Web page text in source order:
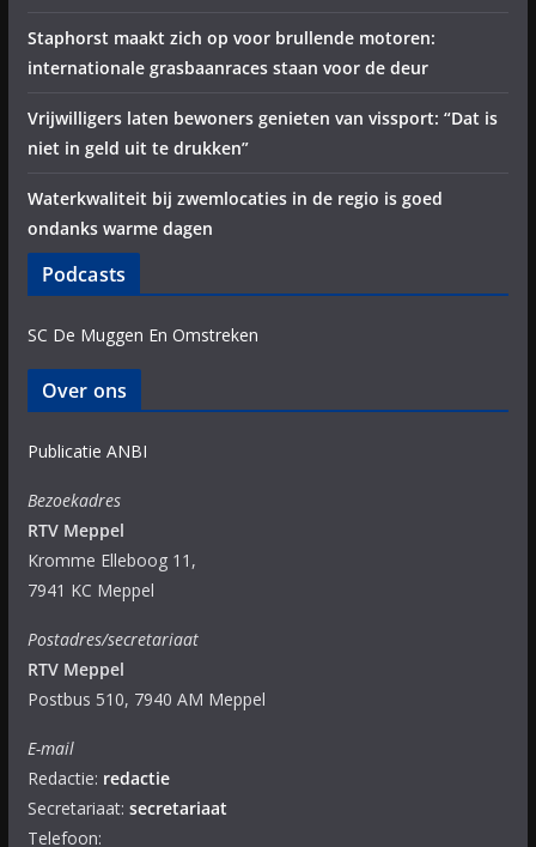
Staphorst maakt zich op voor brullende motoren:
internationale grasbaanraces staan voor de deur
Vrijwilligers laten bewoners genieten van vissport: “Dat is
niet in geld uit te drukken”
Waterkwaliteit bij zwemlocaties in de regio is goed
ondanks warme dagen
Podcasts
SC De Muggen En Omstreken
Over ons
Publicatie ANBI
Bezoekadres
RTV Meppel
Kromme Elleboog 11,
7941 KC Meppel
Postadres/secretariaat
RTV Meppel
Postbus 510, 7940 AM Meppel
E-mail
Redactie: redactie
Secretariaat: secretariaat
Telefoon: